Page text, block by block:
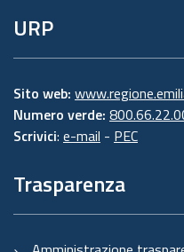
URP
Sito web:
Numero verde:
Scrivici: e-mail - PEC
Trasparenza